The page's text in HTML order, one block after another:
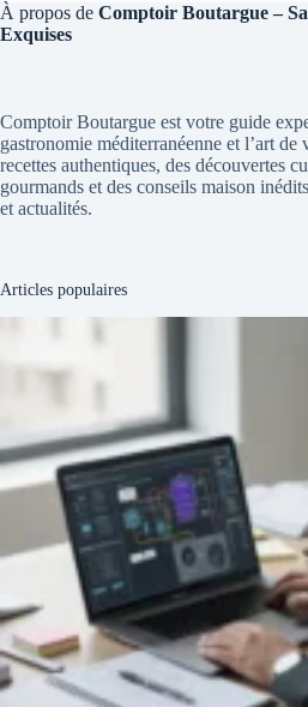
À propos de Comptoir Boutargue –
Exquises
Comptoir Boutargue est votre guide
gastronomie méditerranéenne et l’art de
recettes authentiques, des découvertes
gourmands et des conseils maison
et actualités.
Articles populaires